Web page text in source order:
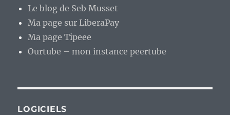
Le blog de Seb Musset
Ma page sur LiberaPay
Ma page Tipeee
Ourtube – mon instance peertube
LOGICIELS